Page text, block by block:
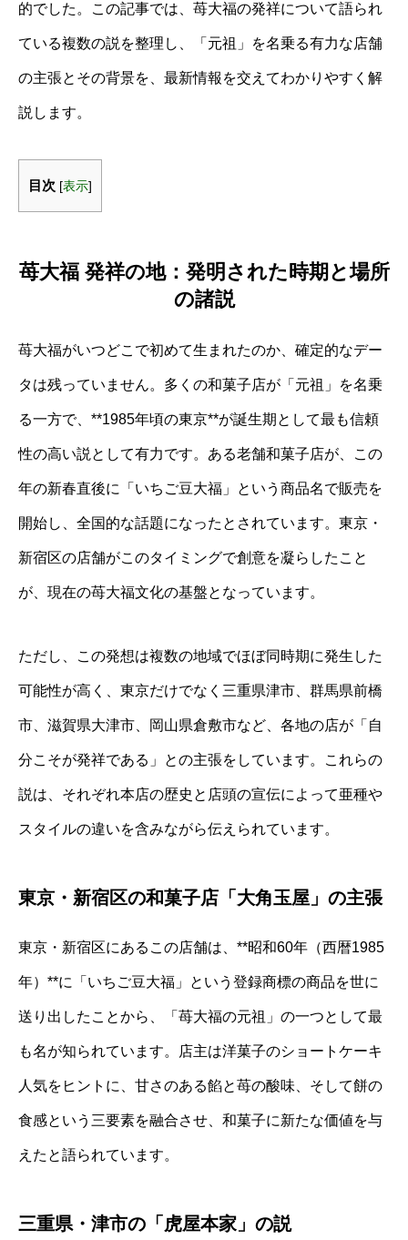
的でした。この記事では、苺大福の発祥について語られ
ている複数の説を整理し、「元祖」を名乗る有力な店舗
の主張とその背景を、最新情報を交えてわかりやすく解
説します。
目次 [表示]
苺大福 発祥の地：発明された時期と場所
の諸説
苺大福がいつどこで初めて生まれたのか、確定的なデー
タは残っていません。多くの和菓子店が「元祖」を名乗
る一方で、**1985年頃の東京**が誕生期として最も信頼
性の高い説として有力です。ある老舗和菓子店が、この
年の新春直後に「いちご豆大福」という商品名で販売を
開始し、全国的な話題になったとされています。東京・
新宿区の店舗がこのタイミングで創意を凝らしたこと
が、現在の苺大福文化の基盤となっています。
ただし、この発想は複数の地域でほぼ同時期に発生した
可能性が高く、東京だけでなく三重県津市、群馬県前橋
市、滋賀県大津市、岡山県倉敷市など、各地の店が「自
分こそが発祥である」との主張をしています。これらの
説は、それぞれ本店の歴史と店頭の宣伝によって亜種や
スタイルの違いを含みながら伝えられています。
東京・新宿区の和菓子店「大角玉屋」の主張
東京・新宿区にあるこの店舗は、**昭和60年（西暦1985
年）**に「いちご豆大福」という登録商標の商品を世に
送り出したことから、「苺大福の元祖」の一つとして最
も名が知られています。店主は洋菓子のショートケーキ
人気をヒントに、甘さのある餡と苺の酸味、そして餅の
食感という三要素を融合させ、和菓子に新たな価値を与
えたと語られています。
三重県・津市の「虎屋本家」の説